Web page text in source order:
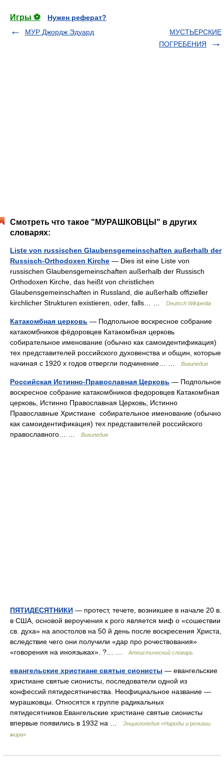
Игры ⚽
Нужен реферат?
МУР Джордж Эдуард
МУСТЬЕРСКИЕ
ПОГРЕБЕНИЯ
Смотреть что такое "МУРАШКОВЦЫ" в других
словарях:
Liste von russischen Glaubensgemeinschaften außerhalb der
Russisch-Orthodoxen Kirche — Dies ist eine Liste von
russischen Glaubensgemeinschaften außerhalb der Russisch
Orthodoxen Kirche, das heißt von christlichen
Glaubensgemeinschaften in Russland, die außerhalb offizieller
kirchlicher Strukturen existieren, oder, falls… …
Deutsch Wikipedia
Катакомбная церковь — Подпольное воскресное собрание
катакомбников фёдоровцев Катакомбная церковь
собирательное именование (обычно как самоидентификация)
тех представителей российского духовенства и общин, которые
начиная с 1920 х годов отвергли подчинение… …
Википедия
Российская Истинно-Православная Церковь — Подпольное
воскресное собрание катакомбников федоровцев Катакомбная
церковь, Истинно Православная Церковь, Истинно
Православные Христиане собирательное именование (обычно
как самоидентификация) тех представителей российского
православного… …
Википедия
ПЯТИДЕСЯТНИКИ — протест, течете, возникшее в начале 20 в.
в США, основой вероучения к рого является миф о «сошествии
св. духа» на апостолов на 50 й день после воскресения Христа,
вследствие чего они получили «дар про рочествования»
«говорения на иноязыках». ?… …
Атеистический словарь
евангельские христиане святые сионисты — евангельские
христиане святые сионисты, последователи одной из
конфессий пятидесятничества. Неофициальное название —
мурашковцы. Относятся к группе радикальных
пятидесятников.Евангельские христиане святые сионисты
впервые появились в 1932 на …
Энциклопедия «Народы и религии
мира»